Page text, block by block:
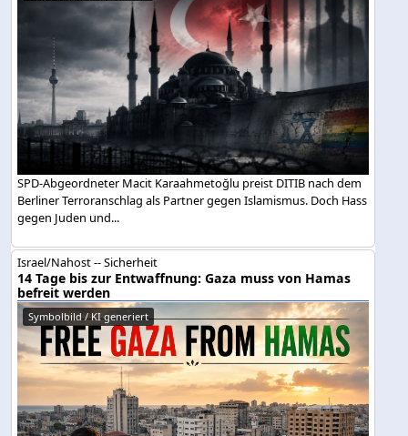
SPD-Abgeordneter Macit Karaahmetoğlu preist DITIB nach dem
Berliner Terroranschlag als Partner gegen Islamismus. Doch Hass
gegen Juden und...
Israel/Nahost -- Sicherheit
14 Tage bis zur Entwaffnung: Gaza muss von Hamas
befreit werden
Symbolbild / KI generiert